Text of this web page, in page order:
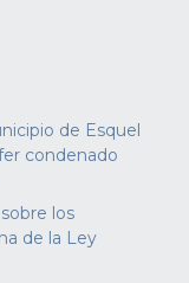
de Esquel
condenado
los
de la Ley